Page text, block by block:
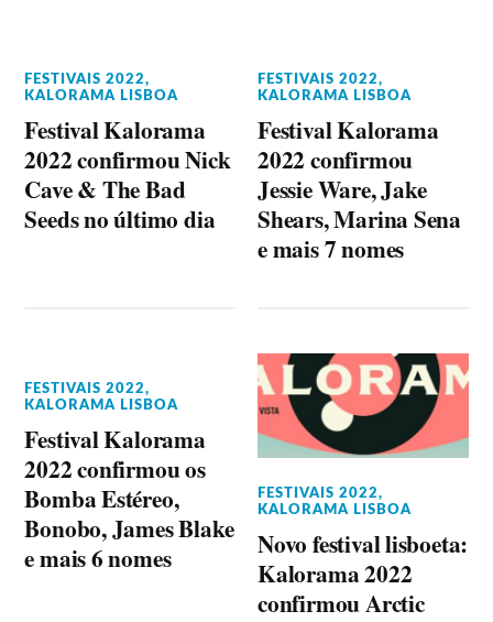
FESTIVAIS 2022,
KALORAMA LISBOA
Festival Kalorama
2022 confirmou Nick
Cave & The Bad
Seeds no último dia
FESTIVAIS 2022,
KALORAMA LISBOA
Festival Kalorama
2022 confirmou
Jessie Ware, Jake
Shears, Marina Sena
e mais 7 nomes
FESTIVAIS 2022,
KALORAMA LISBOA
Festival Kalorama
2022 confirmou os
Bomba Estéreo,
Bonobo, James Blake
e mais 6 nomes
FESTIVAIS 2022,
KALORAMA LISBOA
Novo festival lisboeta:
Kalorama 2022
confirmou Arctic